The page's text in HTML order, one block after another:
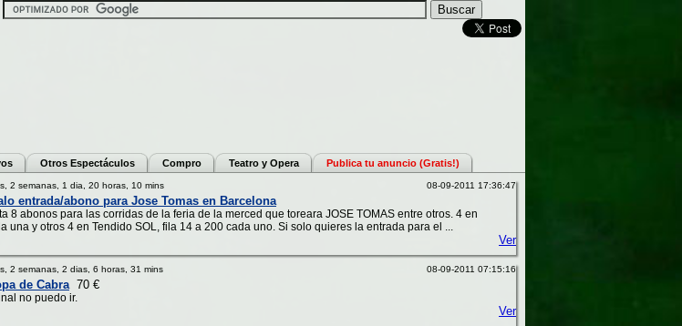
Otros Espectáculos Compro Teatro y Opera Publica tu anuncio (Gratis!)
2 semanas, 1 dia, 20 horas, 10 mins 08-09-2011 17:36:47
entrada/abono para Jose Tomas en Barcelona
8 abonos para las corridas de la feria de la merced que toreara JOSE TOMAS entre otros. 4 en
una y otros 4 en Tendido SOL, fila 14 a 200 cada uno. Si solo quieres la entrada para el ...
Ver
2 semanas, 2 dias, 6 horas, 31 mins 08-09-2011 07:15:16
de Cabra70 €
no puedo ir.
Ver